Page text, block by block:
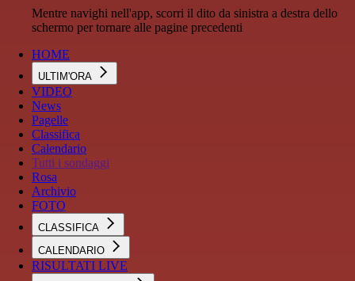
Mentre navighi nell'app, scorri il dito da sinistra a destra dello
schermo per tornare alle pagine precedenti
HOME
ULTIM'ORA
VIDEO
News
Pagelle
Classifica
Calendario
Tutti i sondaggi
Rosa
Archivio
FOTO
CLASSIFICA
CALENDARIO
RISULTATI LIVE